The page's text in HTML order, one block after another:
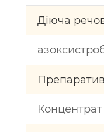
Діюча
Концентрат